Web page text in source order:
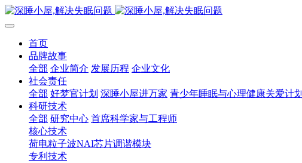
首页
品牌故事
全部 企业简介 发展历程 企业文化
社会责任
全部 好梦官计划 深睡小屋进万家 青少年睡眠与心理健康关爱计划
科研技术
全部 研究中心 首席科学家与工程师
核心技术
荷电粒子波NAI芯片调谐模块
专利技术